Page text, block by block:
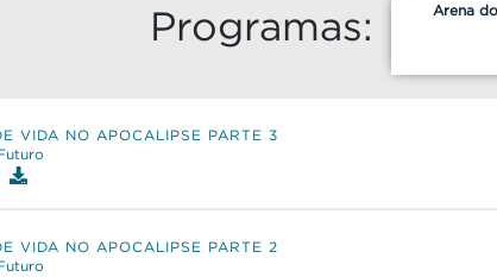
Programas: Arena
VIDA NO APOCALIPSE PARTE 3
VIDA NO APOCALIPSE PARTE 2